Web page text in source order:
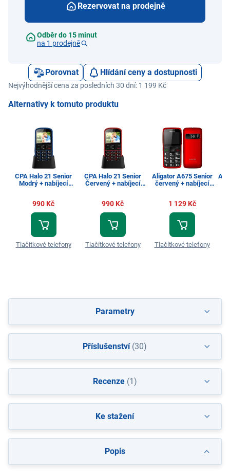
Rezervovat na prodejně
Odběr do 15 minut
na 1 prodejně
Porovnat Hlídání ceny a dostupnosti
Nejvýhodnější cena za posledních 30 dní: 1 199 Kč
Alternativy k tomuto produktu
CPA Halo 21 Senior
Modrý + nabíjecí
990 Kč
Tlačítkové telefony
CPA Halo 21 Senior
Červený + nabíjecí
990 Kč
Tlačítkové telefony
Aligator A675 Senior
červený + nabíjecí
1 129 Kč
Tlačítkové telefony
Popis
Parametry
Příslušenství(30)
Recenze(1)
Ke stažení